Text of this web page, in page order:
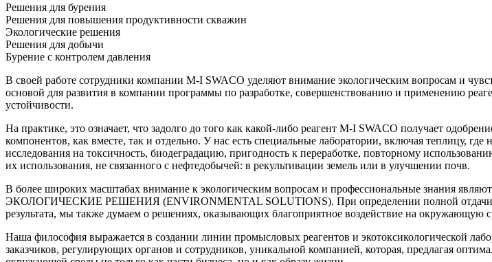
Решения для бурения
Решения для повышения продуктивности скважин
Экологические решения
Решения для добычи
Бурение с контролем давления
В своей работе сотрудники компании M-I SWACO уделяют внимание экологическим вопросам и
основой для развития в компании программы по разработке, совершенствованию и применению
устойчивости.
На практике, это означает, что задолго до того как какой-либо реагент M-I SWACO получает
компонентов, как вместе, так и отдельно. У нас есть специальные лаборатории, включая теплицу,
исследования на токсичность, биодеградацию, пригодность к переработке, повторному
их использования, не связанного с нефтедобычей: в рекультивации земель или в улучшении почв.
В более широких масштабах внимание к экологическим вопросам и профессиональные знания
ЭКОЛОГИЧЕСКИЕ РЕШЕНИЯ (ENVIRONMENTAL SOLUTIONS). При определении полной отдачи
результата, мы также думаем о решениях, оказывающих благоприятное воздействие на окружающую
Наша философия выражается в создании линии промысловых реагентов и экотоксикологической
заказчиков, регулирующих органов и сотрудников, уникальной компанией, которая, предлагая